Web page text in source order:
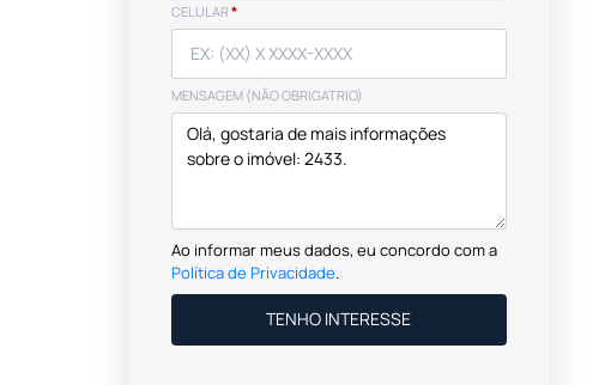
CELULAR *
MENSAGEM (NÃO OBRIGATRIO)
Ao informar meus dados, eu concordo com a
Política de Privacidade.
TENHO INTERESSE